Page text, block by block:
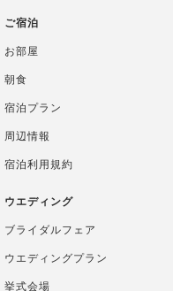
ご宿泊
お部屋
朝食
宿泊プラン
周辺情報
宿泊利用規約
ウエディング
ブライダルフェア
ウエディングプラン
挙式会場